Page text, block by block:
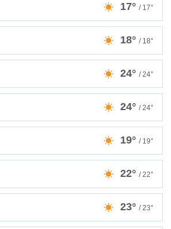
17° / 17°
18° / 18°
24° / 24°
24° / 24°
19° / 19°
22° / 22°
23° / 23°